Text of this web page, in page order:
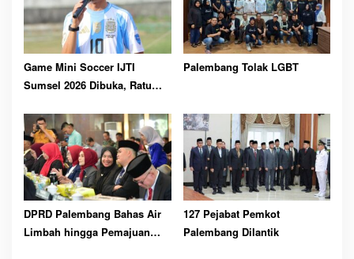
Game Mini Soccer IJTI
Sumsel 2026 Dibuka, Ratu
Solidaritas
Palembang Tolak LGBT
DPRD Palembang Bahas Air
Limbah hingga Pemajuan
127 Pejabat Pemkot
Palembang Dilantik